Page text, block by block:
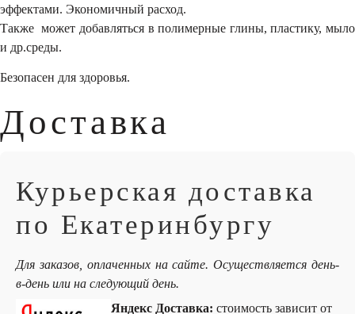
эффектами. Экономичный расход.
Также может добавляться в полимерные глины, пластику, мыло
и др.среды.
Безопасен для здоровья.
Доставка
Курьерская доставка
по Екатеринбургу
Для заказов, оплаченных на сайте. Осуществляется день-
в-день или на следующий день.
Яндекс Доставка: стоимость зависит от